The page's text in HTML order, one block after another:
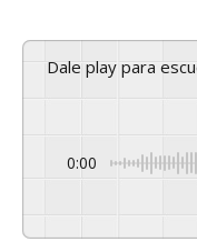
Dale play para
0:00